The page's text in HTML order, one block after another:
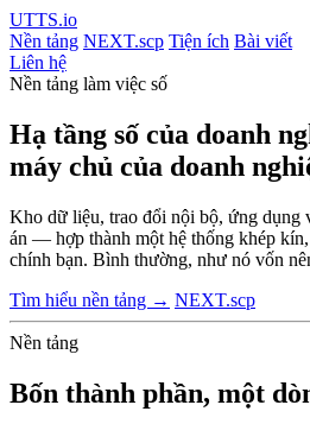
UTTS.io
Nền tảng NEXT.scp Tiện ích Bài viết
Liên hệ
Nền tảng làm việc số
Hạ tầng số của doanh
máy chủ của doanh
Kho dữ liệu, trao đổi nội bộ, ứng dụng
án — hợp thành một hệ thống khép kín,
chính bạn. Bình thường, như nó vốn
Tìm hiểu nền tảng → NEXT.scp
Nền tảng
Bốn thành phần, một